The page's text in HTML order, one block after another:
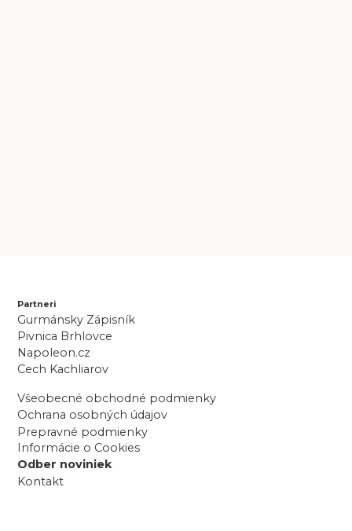
Partneri
Gurmánsky Zápisník
Pivnica Brhlovce
Napoleon.cz
Cech Kachliarov
Všeobecné obchodné podmienky
Ochrana osobných údajov
Prepravné podmienky
Informácie o Cookies
Odber noviniek
Kontakt